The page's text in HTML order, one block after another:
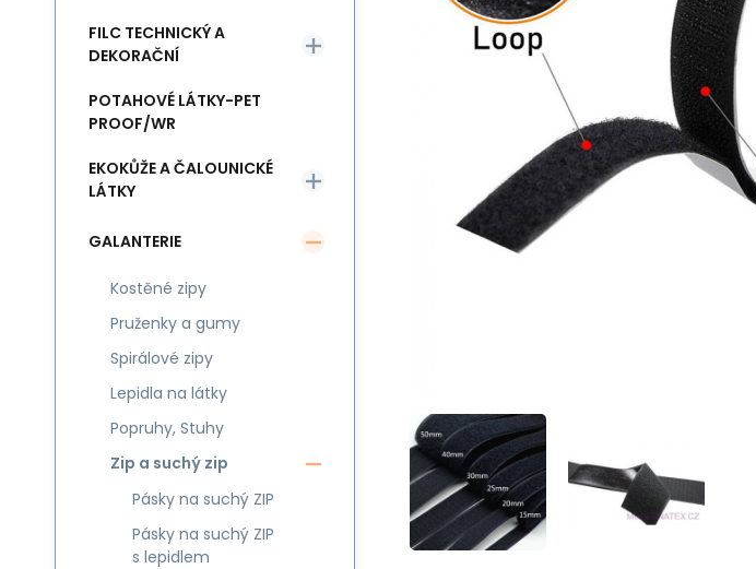
FILC TECHNICKÝ A
DEKORAČNÍ
POTAHOVÉ LÁTKY-PET
PROOF/WR
EKOKŮŽE A ČALOUNICKÉ
LÁTKY
GALANTERIE
Kostěné zipy
Pruženky a gumy
Spirálové zipy
Lepidla na látky
Popruhy, Stuhy
Zip a suchý zip
Pásky na suchý ZIP
Pásky na suchý ZIP
s lepidlem